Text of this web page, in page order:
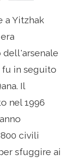
a Yitzhak
fu in seguito
Il
nel 1996
civili
sfuggire ai